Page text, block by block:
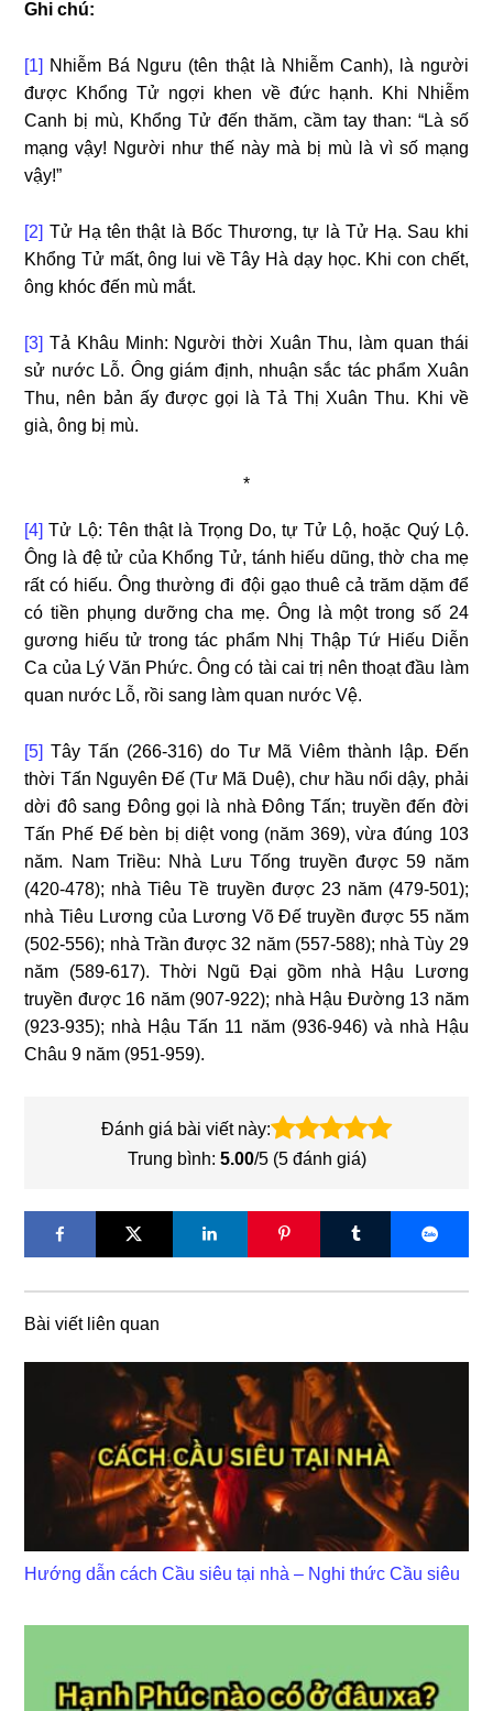
Ghi chú:
[1] Nhiễm Bá Ngưu (tên thật là Nhiễm Canh), là người
được Khổng Tử ngợi khen về đức hạnh. Khi Nhiễm
Canh bị mù, Khổng Tử đến thăm, cầm tay than: “Là số
mạng vậy! Người như thế này mà bị mù là vì số mạng
vậy!”
[2] Tử Hạ tên thật là Bốc Thương, tự là Tử Hạ. Sau khi
Khổng Tử mất, ông lui về Tây Hà dạy học. Khi con chết,
ông khóc đến mù mắt.
[3] Tả Khâu Minh: Người thời Xuân Thu, làm quan thái
sử nước Lỗ. Ông giám định, nhuận sắc tác phẩm Xuân
Thu, nên bản ấy được gọi là Tả Thị Xuân Thu. Khi về
già, ông bị mù.
*
[4] Tử Lộ: Tên thật là Trọng Do, tự Tử Lộ, hoặc Quý Lộ.
Ông là đệ tử của Khổng Tử, tánh hiếu dũng, thờ cha mẹ
rất có hiếu. Ông thường đi đội gạo thuê cả trăm dặm để
có tiền phụng dưỡng cha mẹ. Ông là một trong số 24
gương hiếu tử trong tác phẩm Nhị Thập Tứ Hiếu Diễn
Ca của Lý Văn Phức. Ông có tài cai trị nên thoạt đầu làm
quan nước Lỗ, rồi sang làm quan nước Vệ.
[5] Tây Tấn (266-316) do Tư Mã Viêm thành lập. Đến
thời Tấn Nguyên Đế (Tư Mã Duệ), chư hầu nổi dậy, phải
dời đô sang Đông gọi là nhà Đông Tấn; truyền đến đời
Tấn Phế Đế bèn bị diệt vong (năm 369), vừa đúng 103
năm. Nam Triều: Nhà Lưu Tống truyền được 59 năm
(420-478); nhà Tiêu Tề truyền được 23 năm (479-501);
nhà Tiêu Lương của Lương Võ Đế truyền được 55 năm
(502-556); nhà Trần được 32 năm (557-588); nhà Tùy 29
năm (589-617). Thời Ngũ Đại gồm nhà Hậu Lương
truyền được 16 năm (907-922); nhà Hậu Đường 13 năm
(923-935); nhà Hậu Tấn 11 năm (936-946) và nhà Hậu
Châu 9 năm (951-959).
Đánh giá bài viết này:
Trung bình: 5.00/5 (5đánh giá)
Bài viết liên quan
Hướng dẫn cách Cầu siêu tại nhà – Nghi thức Cầu siêu